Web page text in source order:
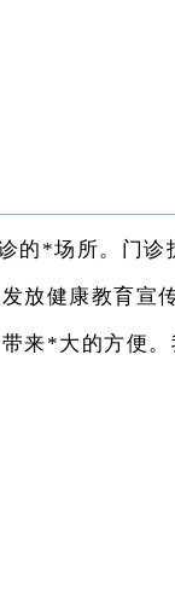
*场所。门诊
放健康教育宣
来*大的方便